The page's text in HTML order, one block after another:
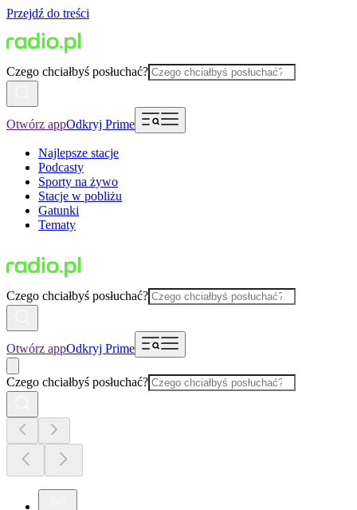
Przejdź do treści
Czego chciałbyś posłuchać?
Otwórz appOdkryj Prime
Najlepsze stacje
Podcasty
Sporty na żywo
Stacje w pobliżu
Gatunki
Tematy
Czego chciałbyś posłuchać?
Otwórz appOdkryj Prime
Czego chciałbyś posłuchać?